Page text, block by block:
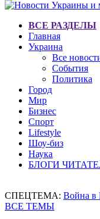
ВСЕ РАЗДЕЛЫ
Главная
Украина
Все
События
Политика
Город
Мир
Бизнес
Спорт
Lifestyle
Шоу-биз
Наука
БЛОГИ
СПЕЦТЕМА: Война в
ВСЕ ТЕМЫ